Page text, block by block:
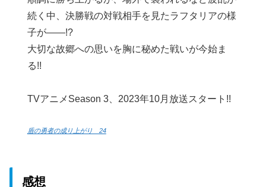
続く中、決勝戦の対戦相手を見たラフタリアの様
子が――!?
大切な故郷への思いを胸に秘めた戦いが今始ま
る!!
TVアニメSeason 3、2023年10月放送スタート!!
盾の勇者の成り上がり 24
感想